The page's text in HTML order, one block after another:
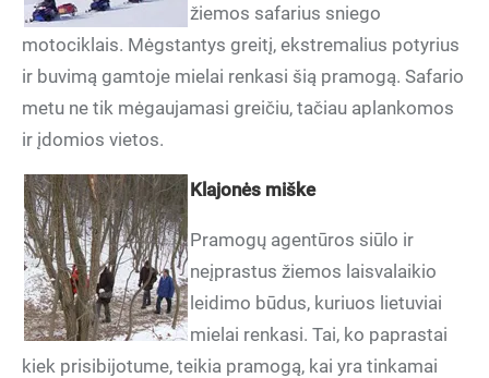
žiemos safarius sniego
motociklais. Mėgstantys greitį, ekstremalius potyrius
ir buvimą gamtoje mielai renkasi šią pramogą. Safario
metu ne tik mėgaujamasi greičiu, tačiau aplankomos
ir įdomios vietos.
Klajonės miške
Pramogų agentūros siūlo ir
neįprastus žiemos laisvalaikio
leidimo būdus, kuriuos lietuviai
mielai renkasi. Tai, ko paprastai
kiek prisibijotume, teikia pramogą, kai yra tinkamai